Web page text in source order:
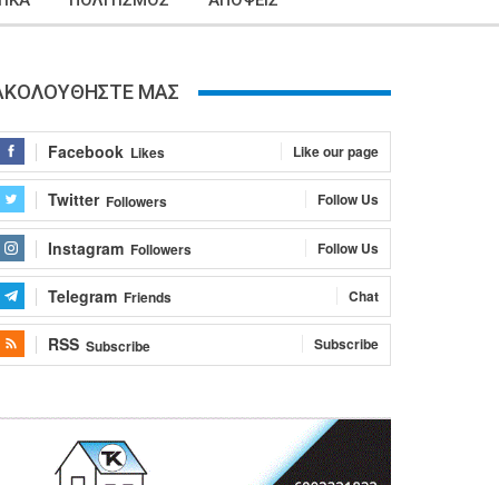
ΜΑΣ
Facebook Likes Like our page
Twitter Followers Follow Us
Instagram Followers Follow Us
Telegram Friends Chat
RSS Subscribe Subscribe